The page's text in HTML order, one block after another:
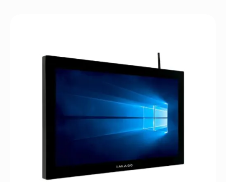
БАЧИТИ
ВИБРАНА КОНФІГУРАЦІЯ